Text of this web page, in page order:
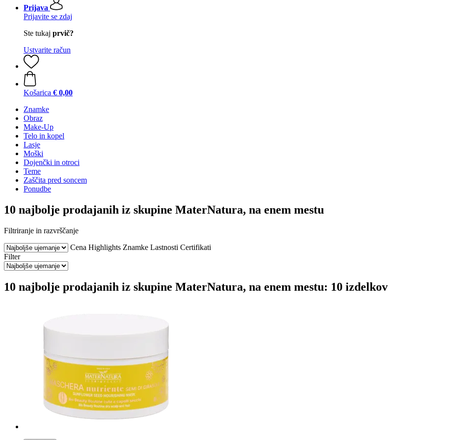
Prijava
Prijavite se zdaj
Ste tukaj prvič?
Ustvarite račun
Košarica € 0,00
Znamke
Obraz
Make-Up
Telo in kopel
Lasje
Moški
Dojenčki in otroci
Teme
Zaščita pred soncem
Ponudbe
10 najbolje prodajanih iz skupine MaterNatura, na enem mestu
Filtriranje in razvrščanje
Cena Highlights Znamke Lastnosti Certifikati
Filter
10 najbolje prodajanih iz skupine MaterNatura, na enem mestu: 10 izdelkov